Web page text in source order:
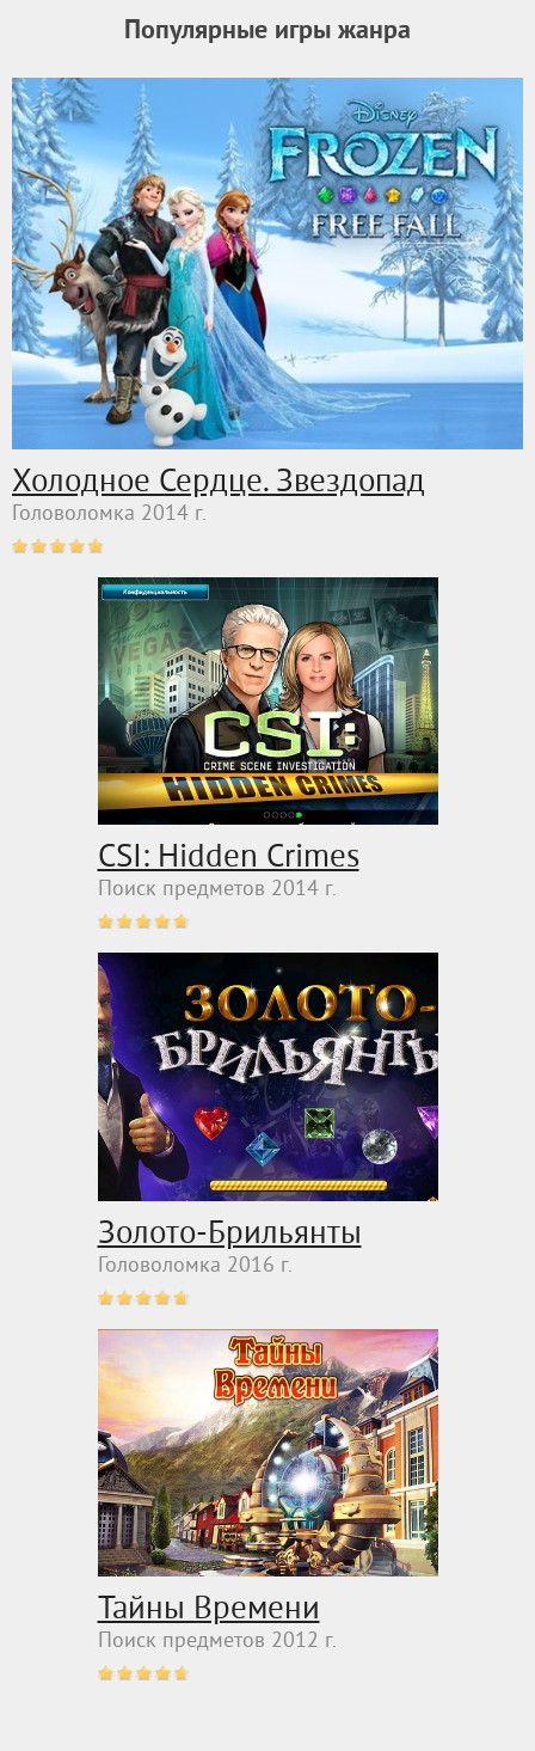
Популярные игры жанра
Холодное Сердце. Звездопад
Головоломка 2014 г.
CSI: Hidden Crimes
Поиск предметов 2014 г.
Золото-Брильянты
Головоломка 2016 г.
Тайны Времени
Поиск предметов 2012 г.